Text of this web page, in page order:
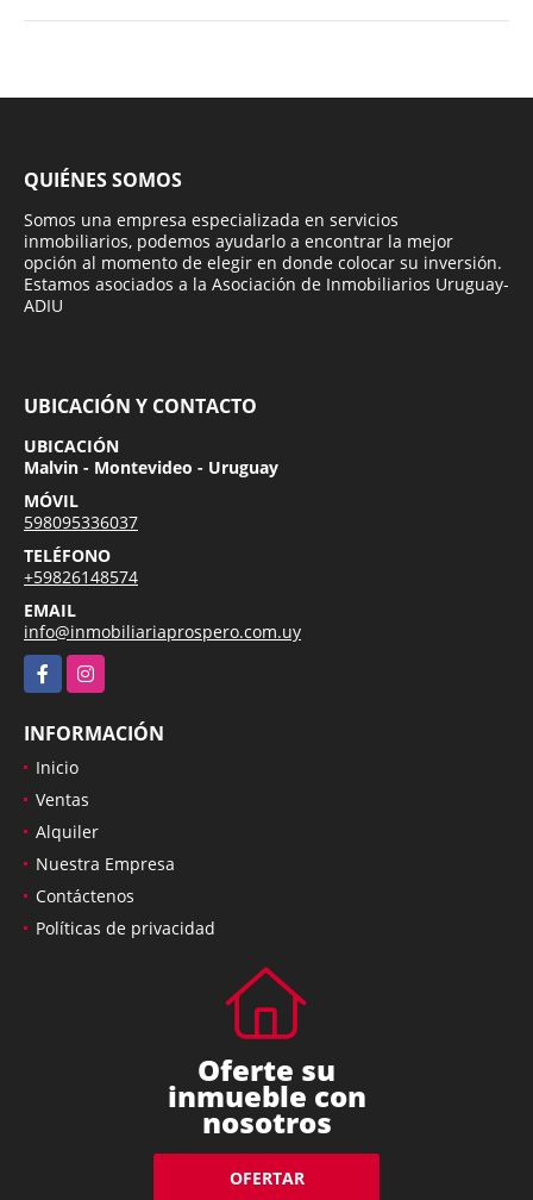
QUIÉNES SOMOS
Somos una empresa especializada en servicios
inmobiliarios, podemos ayudarlo a encontrar la mejor
opción al momento de elegir en donde colocar su inversión.
Estamos asociados a la Asociación de Inmobiliarios Uruguay-
ADIU
UBICACIÓN Y CONTACTO
UBICACIÓN
Malvin - Montevideo - Uruguay
MÓVIL
598095336037
TELÉFONO
+59826148574
EMAIL
info@inmobiliariaprospero.com.uy
FacebookInstagram
INFORMACIÓN
Inicio
Ventas
Alquiler
Nuestra Empresa
Contáctenos
Políticas de privacidad
Oferte su
inmueble con
nosotros
OFERTAR